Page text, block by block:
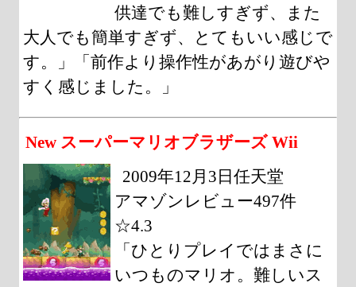
供達でも難しすぎず、また
大人でも簡単すぎず、とてもいい感じで
す。」「前作より操作性があがり遊びや
すく感じました。」
New スーパーマリオブラザーズ Wii
2009年12月3日任天堂
アマゾンレビュー497件
☆4.3
「ひとりプレイではまさに
いつものマリオ。難しいス